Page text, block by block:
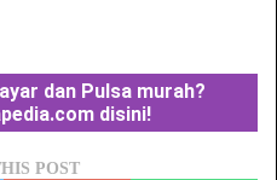
dan Pulsa murah?
disini!
POST